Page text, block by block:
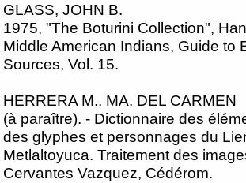
GLASS, JOHN B.
1975, "The Boturini Collection",
Middle American Indians, Guide to
Sources, Vol. 15.
HERRERA M., MA. DEL CARMEN
(à paraître). - Dictionnaire des
des glyphes et personnages du
Metlaltoyuca. Traitement des
Cervantes Vazquez, Cédérom.